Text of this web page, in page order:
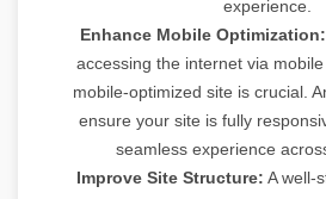
experience.
Enhance Mobile Optimization:
accessing the internet via
mobile-optimized site is crucial.
ensure your site is fully
seamless experience
Improve Site Structure: A well-